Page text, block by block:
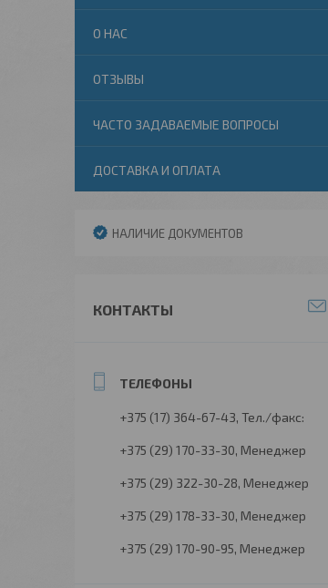
О НАС
ОТЗЫВЫ
ЧАСТО ЗАДАВАЕМЫЕ ВОПРОСЫ
ДОСТАВКА И ОПЛАТА
НАЛИЧИЕ ДОКУМЕНТОВ
КОНТАКТЫ
+375 (17) 364-67-43 Тел./факс:
+375 (29) 170-33-30 Менеджер
+375 (29) 322-30-28 Менеджер
+375 (29) 178-33-30 Менеджер
+375 (29) 170-90-95 Менеджер